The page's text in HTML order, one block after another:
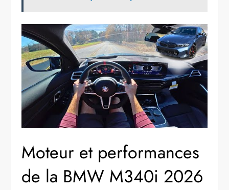
Moteur et performances
de la BMW M340i 2026